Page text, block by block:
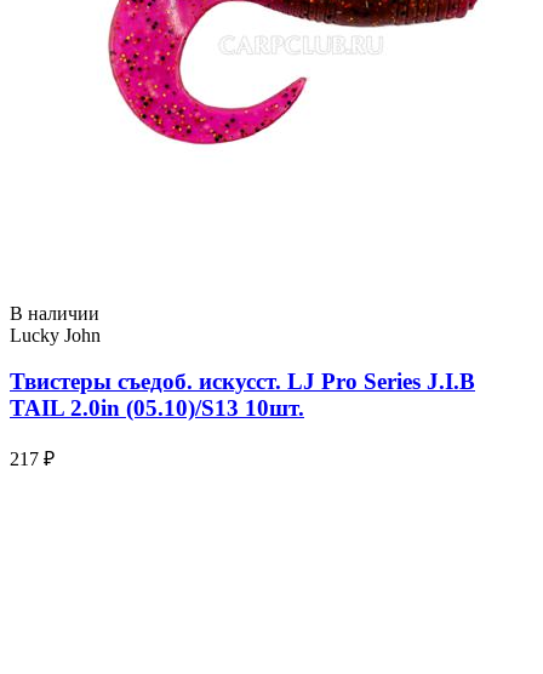
В наличии
Lucky John
Твистеры съедоб. искусст. LJ Pro Series J.I.B
TAIL 2.0in (05.10)/S13 10шт.
217 ₽